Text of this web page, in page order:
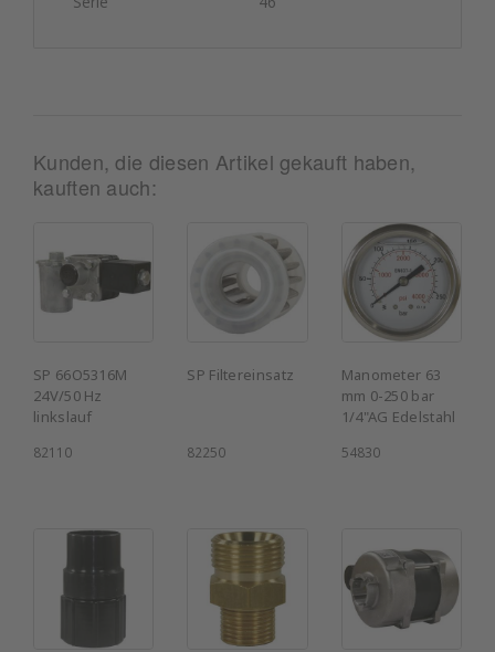
Kunden, die diesen Artikel gekauft haben,
kauften auch:
SP 66O5316M
24V/50 Hz
linkslauf
82110
SP Filtereinsatz
82250
Manometer 63
mm 0-250 bar
1/4"AG Edelstahl
54830